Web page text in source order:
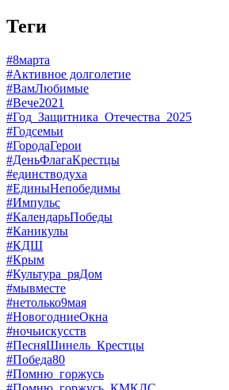
Теги
#8марта
#Активное долголетие
#ВамЛюбимые
#Вече2021
#Год_Защитника_Отечества_2025
#Годсемьи
#ГородаГерои
#ДеньФлагаКрестцы
#единстводуха
#ЕдиныНепобедимы
#Импульс
#КалендарьПобеды
#Каникулы
#КДШ
#Крым
#Культура_ряДом
#мывместе
#нетолько9мая
#НовогодниеОкна
#ночьискусств
#ПесняШинель_Крестцы
#Победа80
#Помню_горжусь